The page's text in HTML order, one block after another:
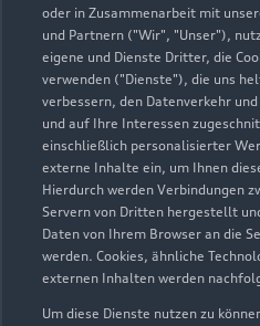
oder in Zusammenarbeit mit
und Partnern ("Wir", "Unser"),
eigene und Dienste Dritter, die
verwenden ("Dienste"), die uns
verbessern, den Datenverkehr
und auf Ihre Interessen
einschließlich personalisierter
externe Inhalte ein, um Ihnen
Hierdurch werden Verbindungen
Servern von Dritten hergestellt
Daten von Ihrem Browser an die
werden. Cookies, ähnliche
externen Inhalten werden
Um diese Dienste nutzen zu
Am Kalkfeld 5
06556 Artern